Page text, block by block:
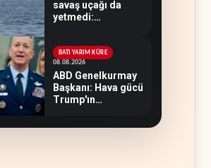
savaş uçağı da
yetmedi:
BATI YARIM KÜRE
08.08.2026
ABD Genelkurmay
Başkanı: Hava gücü
Trump'ın